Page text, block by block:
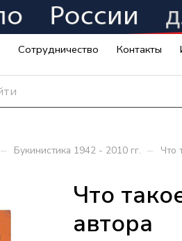
Сотрудничество Контакты
– Букинистика 1942 - 2010 гг. – Что
Что
автора